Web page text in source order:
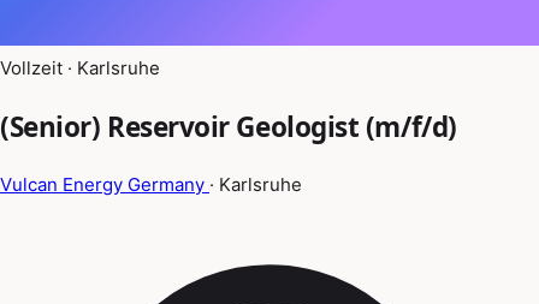
Vollzeit · Karlsruhe
(Senior) Reservoir Geologist (m/f/d)
Vulcan Energy Germany · Karlsruhe